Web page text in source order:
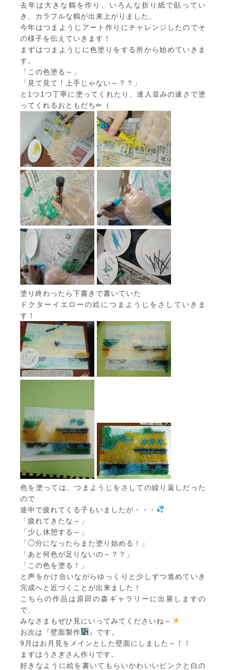
去年は大きな鶴を作り、いろんな折り紙で貼ってい
き、カラフルな鶴が出来上がりました。
今年はつまようじアート作りにチャレンジしたのでそ
の様子を伝えていきます！
まずはつまようじに色塗りをする所から始めていきま
す。
「この色塗る～」
「見て見て！上手じゃない～？？」
と1つ1つ丁寧に塗ってくれたり、達人並みの速さで塗
ってくれるおともだち✏（
塗り終わったら下書きで書いていた
ドクターイエローの絵につまようじをさしていきま
す！
色を塗っては、つまようじをさしての繰り返しだった
ので
途中で疲れてくる子もいましたが・・・
「疲れてきたな～」
「少し休憩する～」
「◯分になったらまた塗り始める！」
「あと何色が足りないの～？？」
「この色を塗る！」
と声をかけ合いながらゆっくりと少しずつ進めていき
完成へと近づくことが出来ました！
こちらの作品は原田の森ギャラリーに出展しますの
で、
みなさまもぜひ見にいってみてくださいね～
お次は『壁面製作
』です。
9月はお月見をメインとした壁面にしました～！！
まずはうさぎさん作りです。
好きなように絵を書いてもらいかわいいピンクと白の